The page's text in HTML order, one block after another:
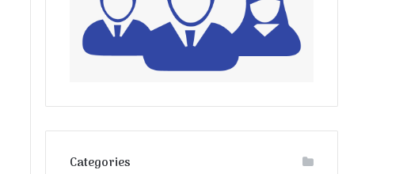
Categories